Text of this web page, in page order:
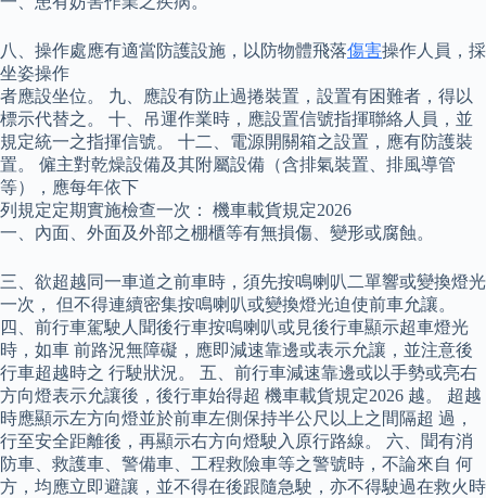
八、操作處應有適當防護設施，以防物體飛落傷害操作人員，採
坐姿操作
者應設坐位。 九、應設有防止過捲裝置，設置有困難者，得以
標示代替之。 十、吊運作業時，應設置信號指揮聯絡人員，並
規定統一之指揮信號。 十二、電源開關箱之設置，應有防護裝
置。 僱主對乾燥設備及其附屬設備（含排氣裝置、排風導管
等），應每年依下
列規定定期實施檢查一次： 機車載貨規定2026
一、內面、外面及外部之棚櫃等有無損傷、變形或腐蝕。
三、欲超越同一車道之前車時，須先按鳴喇叭二單響或變換燈光
一次， 但不得連續密集按鳴喇叭或變換燈光迫使前車允讓。
四、前行車駕駛人聞後行車按鳴喇叭或見後行車顯示超車燈光
時，如車 前路況無障礙，應即減速靠邊或表示允讓，並注意後
行車超越時之 行駛狀況。 五、前行車減速靠邊或以手勢或亮右
方向燈表示允讓後，後行車始得超 機車載貨規定2026 越。 超越
時應顯示左方向燈並於前車左側保持半公尺以上之間隔超 過，
行至安全距離後，再顯示右方向燈駛入原行路線。 六、聞有消
防車、救護車、警備車、工程救險車等之警號時，不論來自 何
方，均應立即避讓，並不得在後跟隨急駛，亦不得駛過在救火時